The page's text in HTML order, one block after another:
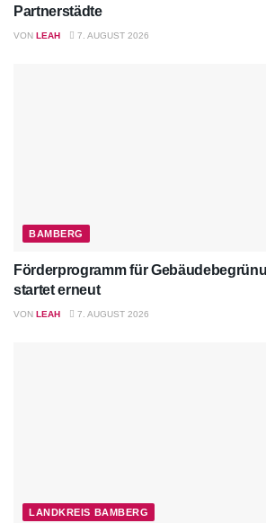
Partnerstädte
VON LEAH 7. AUGUST 2026
BAMBERG
Förderprogramm für
startet erneut
VON LEAH 7. AUGUST 2026
LANDKREIS BAMBERG